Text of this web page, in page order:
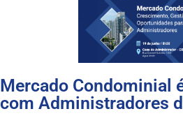
Mercado Condominial
com Administradores